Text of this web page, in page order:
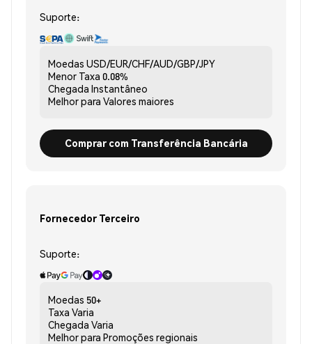
Suporte:
Moedas USD/EUR/CHF/AUD/GBP/JPY
Menor Taxa 0.08%
Chegada Instantâneo
Melhor para Valores maiores
Comprar com Transferência Bancária
Fornecedor Terceiro
Suporte:
Moedas 50+
Taxa Varia
Chegada Varia
Melhor para Promoções regionais